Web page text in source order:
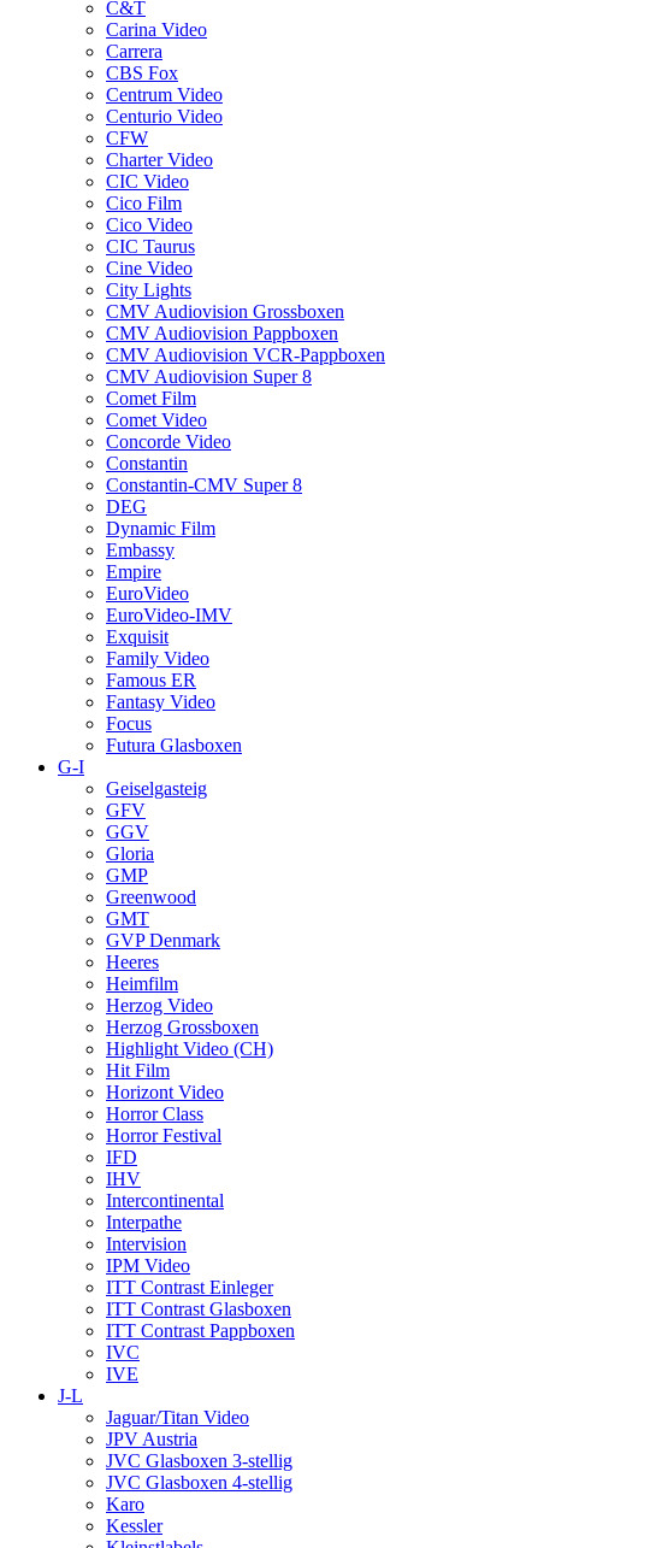
C&T
Carina Video
Carrera
CBS Fox
Centrum Video
Centurio Video
CFW
Charter Video
CIC Video
Cico Film
Cico Video
CIC Taurus
Cine Video
City Lights
CMV Audiovision Grossboxen
CMV Audiovision Pappboxen
CMV Audiovision VCR-Pappboxen
CMV Audiovision Super 8
Comet Film
Comet Video
Concorde Video
Constantin
Constantin-CMV Super 8
DEG
Dynamic Film
Embassy
Empire
EuroVideo
EuroVideo-IMV
Exquisit
Family Video
Famous ER
Fantasy Video
Focus
Futura Glasboxen
G-I
Geiselgasteig
GFV
GGV
Gloria
GMP
Greenwood
GMT
GVP Denmark
Heeres
Heimfilm
Herzog Video
Herzog Grossboxen
Highlight Video (CH)
Hit Film
Horizont Video
Horror Class
Horror Festival
IFD
IHV
Intercontinental
Interpathe
Intervision
IPM Video
ITT Contrast Einleger
ITT Contrast Glasboxen
ITT Contrast Pappboxen
IVC
IVE
J-L
Jaguar/Titan Video
JPV Austria
JVC Glasboxen 3-stellig
JVC Glasboxen 4-stellig
Karo
Kessler